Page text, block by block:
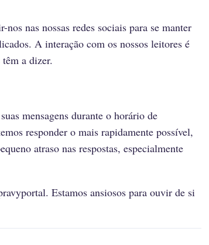
nas nossas redes sociais para se manter
A interação com os nossos leitores é
a dizer.
mensagens durante o horário de
responder o mais rapidamente possível,
atraso nas respostas, especialmente
Estamos ansiosos para ouvir de si